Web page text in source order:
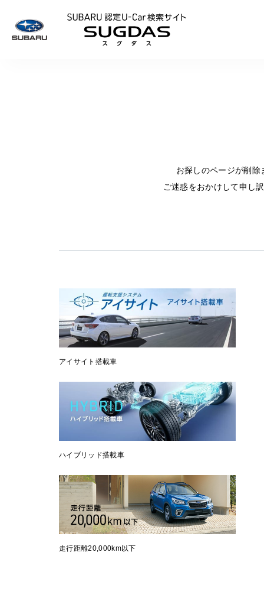
お探しのページが削
ご迷惑をおかけして申し
アイサイト搭載車
ハイブリッド搭載車
走行距離20,000km以下